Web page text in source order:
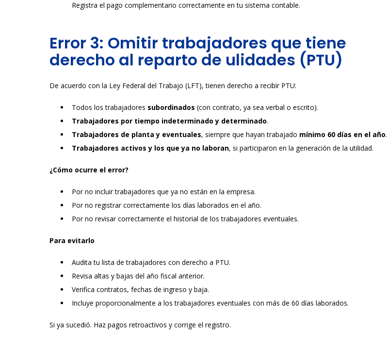
Registra el pago complementario correctamente en tu sistema contable.
Error 3: Omitir trabajadores que tiene
derecho al reparto de ulidades (PTU)
De acuerdo con la Ley Federal del Trabajo (LFT), tienen derecho a recibir PTU:
Todos los trabajadores subordinados (con contrato, ya sea verbal o escrito).
Trabajadores por tiempo indeterminado y determinado.
Trabajadores de planta y eventuales, siempre que hayan trabajado mínimo 60 días en el año.
Trabajadores activos y los que ya no laboran, si participaron en la generación de la utilidad.
¿Cómo ocurre el error?
Por no incluir trabajadores que ya no están en la empresa.
Por no registrar correctamente los días laborados en el año.
Por no revisar correctamente el historial de los trabajadores eventuales.
Para evitarlo
Audita tu lista de trabajadores con derecho a PTU.
Revisa altas y bajas del año fiscal anterior.
Verifica contratos, fechas de ingreso y baja.
Incluye proporcionalmente a los trabajadores eventuales con más de 60 días laborados.
Si ya sucedió. Haz pagos retroactivos y corrige el registro.